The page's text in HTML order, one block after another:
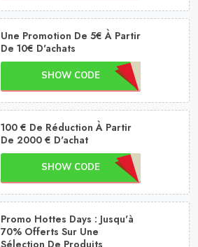
Une Promotion De 5€ À Partir
De 10€ D'achats
SHOW CODE
100 € De Réduction À Partir
De 2000 € D'achat
SHOW CODE
Promo Hottes Days : Jusqu'à
70% Offerts Sur Une
Sélection De Produits